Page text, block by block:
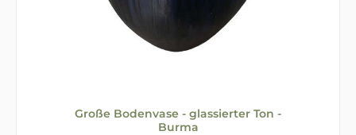
Große Bodenvase - glassierter Ton -
Burma